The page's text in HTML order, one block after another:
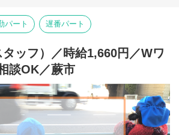
す。
パート 遅番パート
ッフ）／時給1,660円／Wワ
談OK／蕨市